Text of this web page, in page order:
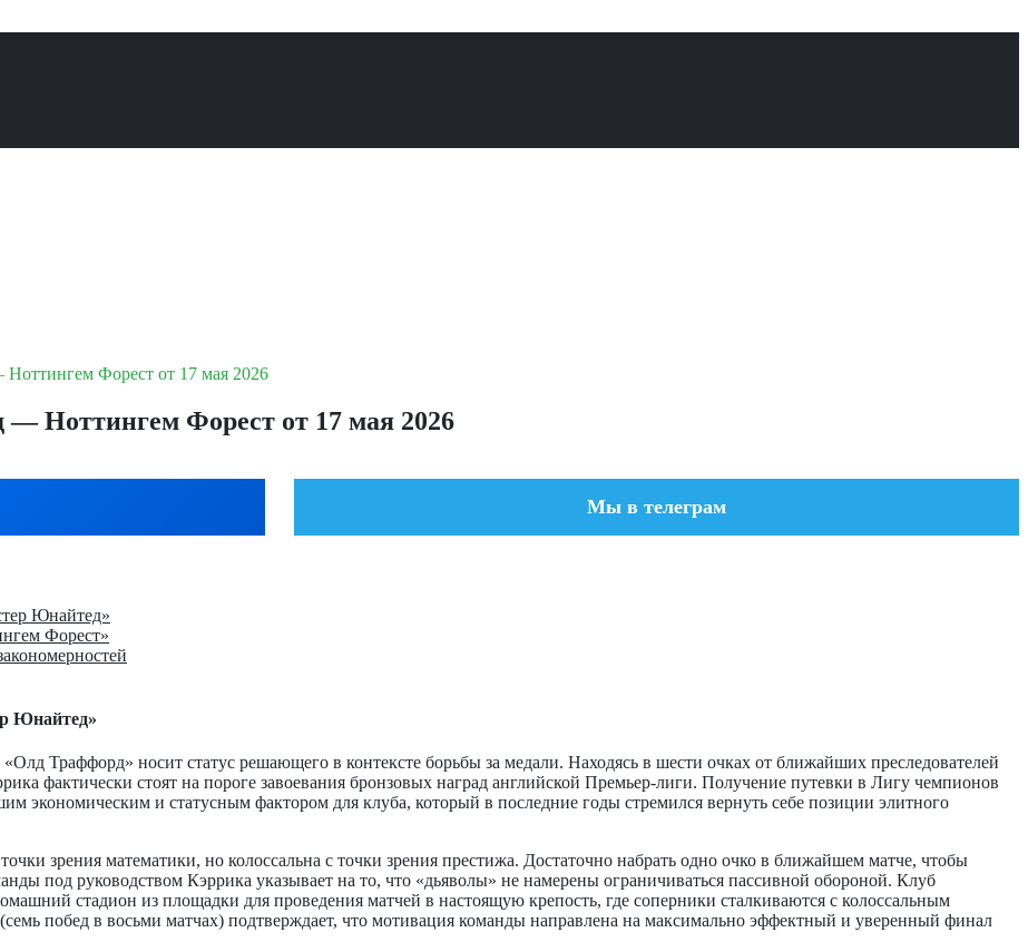
Форест от 17 мая 2026
Ноттингем Форест от 17 мая 2026
Мы в телеграм
Юнайтед»
Форест»
Юнайтед»
Траффорд» носит статус решающего в контексте борьбы за медали. Находясь в шести очках от ближайших преследователей
фактически стоят на пороге завоевания бронзовых наград английской Премьер-лиги. Получение путевки в Лигу чемпионов
экономическим и статусным фактором для клуба, который в последние годы стремился вернуть себе позиции элитного
зрения математики, но колоссальна с точки зрения престижа. Достаточно набрать одно очко в ближайшем матче, чтобы
под руководством Кэррика указывает на то, что «дьяволы» не намерены ограничиваться пассивной обороной. Клуб
стадион из площадки для проведения матчей в настоящую крепость, где соперники сталкиваются с колоссальным
побед в восьми матчах) подтверждает, что мотивация команды направлена на максимально эффектный и уверенный финал